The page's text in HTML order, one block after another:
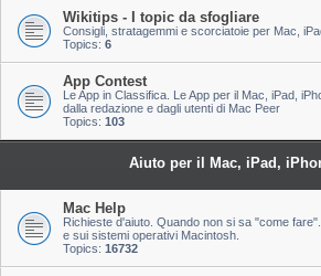
Wikitips - I topic da sfogliare
Consigli, stratagemmi e scorciatoie per Mac,
Topics: 6
App Contest
Le App in Classifica. Le App per il Mac, iPad,
dalla redazione e dagli utenti di Mac Peer
Topics: 103
Aiuto per il Mac, iPad,
Mac Help
Richieste d'aiuto. Quando non si sa "come
e sui sistemi operativi Macintosh.
Topics: 16732